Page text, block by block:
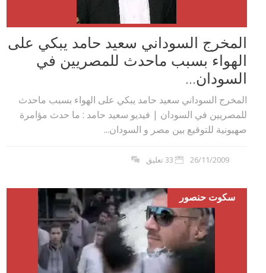
المخرج السوداني سعيد حامد يبكي على
الهواء بسبب ماحدث للمصريين في
السودان...
المخرج السوداني سعيد حامد يبكي على الهواء بسبب ماحدث
للمصريين في السودان | فيديو سعيد حامد : ما حدث مؤامرة
صهيونية للتوقيع بين مصر و السودان...
26/11/2009 33 تعليق
سكوت حنصور